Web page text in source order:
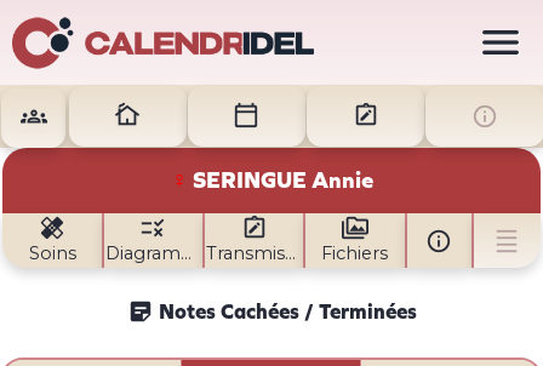
    
♀ SERINGUE Annie

Soins

Diagramme

Transmissions

Fichiers  
 Notes Cachées / Terminées
